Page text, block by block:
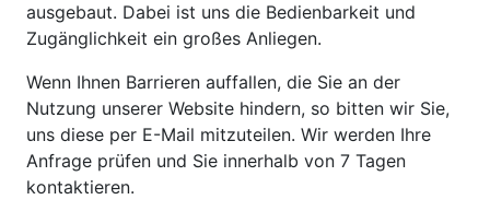
ausgebaut. Dabei ist uns die Bedienbarkeit und
Zugänglichkeit ein großes Anliegen.
Wenn Ihnen Barrieren auffallen, die Sie an der
Nutzung unserer Website hindern, so bitten wir Sie,
uns diese per E-Mail mitzuteilen. Wir werden Ihre
Anfrage prüfen und Sie innerhalb von 7 Tagen
kontaktieren.